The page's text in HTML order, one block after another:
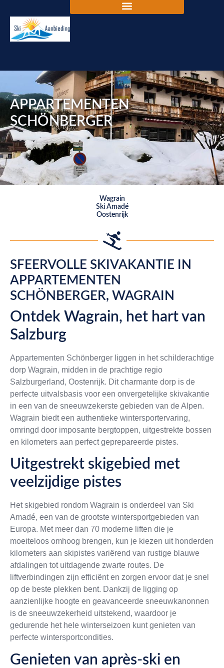
APPARTEMENTEN
SCHÖNBERGER
Wagrain
Ski Amadé
Oostenrijk
SFEERVOLLE SKIVAKANTIE IN
APPARTEMENTEN
SCHÖNBERGER, WAGRAIN
Ontdek Wagrain, het hart van
Salzburg
Appartementen Schönberger liggen in het schilderachtige
dorp Wagrain, midden in de prachtige regio
Salzburgerland, Oostenrijk. Dit charmante dorp is de
perfecte uitvalsbasis voor een onvergetelijke skivakantie
in een van de sneeuwzekerste gebieden van de Alpen.
Wagrain biedt een authentieke wintersportervaring,
omringd door imposante bergtoppen, uitgestrekte bossen
en kilometers aan perfect geprepareerde pistes.
Uitgestrekt skigebied met
veelzijdige pistes
Het skigebied rondom Wagrain is onderdeel van Ski
Amadé, een van de grootste wintersportgebieden van
Europa. Met meer dan 70 moderne liften die je
moeiteloos omhoog brengen, kun je kiezen uit honderden
kilometers aan skipistes variërend van rustige blauwe
afdalingen tot uitdagende zwarte routes. De
liftverbindingen zijn efficiënt en zorgen ervoor dat je snel
op de beste plekken bent. Dankzij de ligging op
aanzienlijke hoogte en geavanceerde sneeuwkanonnen
is de sneeuwzekerheid uitstekend, waardoor je
gedurende het hele winterseizoen kunt genieten van
perfecte wintersportcondities.
Genieten van après-ski en